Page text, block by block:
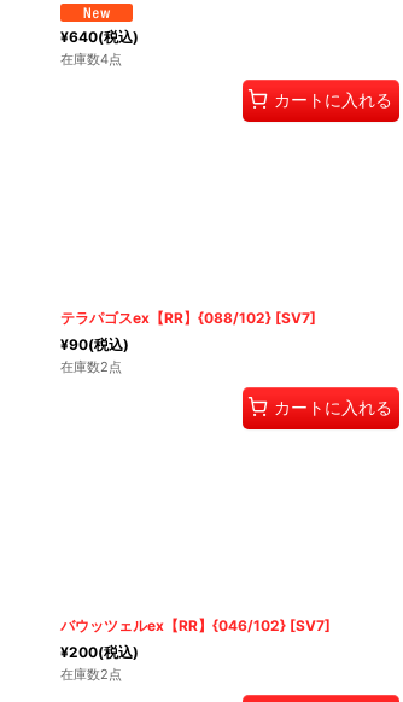
¥640(税込)
在庫数4点
カートに入れる
テラパゴスex【RR】{088/102} [SV7]
¥90(税込)
在庫数2点
カートに入れる
バウッツェルex【RR】{046/102} [SV7]
¥200(税込)
在庫数2点